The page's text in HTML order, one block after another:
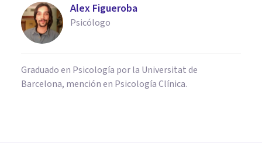
Alex Figueroba
Psicólogo
Graduado en Psicología por la Universitat de
Barcelona, mención en Psicología Clínica.